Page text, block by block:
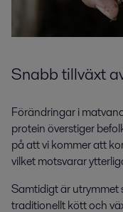
Snabb tillväxt
Förändringar i
protein överstiger
på att vi kommer att
vilket motsvarar
Samtidigt är utrymmet
traditionellt kött och